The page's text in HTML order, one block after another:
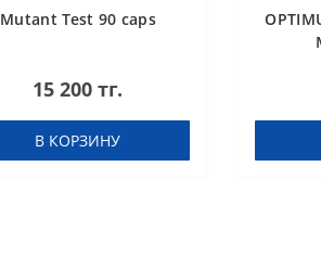
Mutant Test 90 caps
15 200 тг.
В КОРЗИНУ